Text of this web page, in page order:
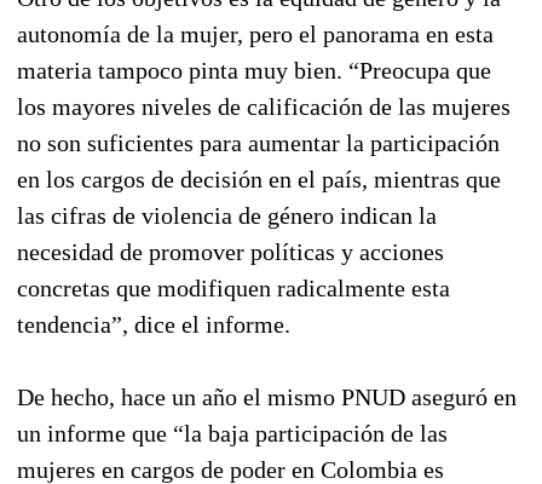
autonomía de la mujer, pero el panorama en esta
materia tampoco pinta muy bien. “Preocupa que
los mayores niveles de calificación de las mujeres
no son suficientes para aumentar la participación
en los cargos de decisión en el país, mientras que
las cifras de violencia de género indican la
necesidad de promover políticas y acciones
concretas que modifiquen radicalmente esta
tendencia”, dice el informe.
De hecho, hace un año el mismo PNUD aseguró en
un informe que “la baja participación de las
mujeres en cargos de poder en Colombia es